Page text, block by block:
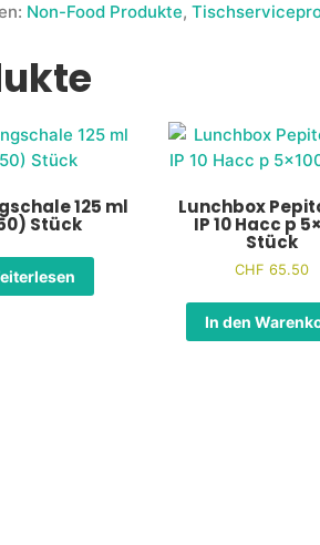
Non-Food Produkte,
125 ml
Stück
Lunchbox
IP 10 Hacc p
Stück
CHF 65.50
In den